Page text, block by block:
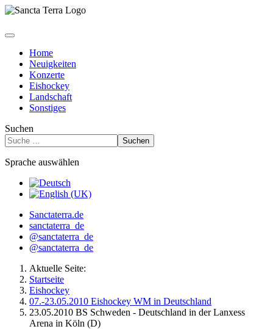
Home
Neuigkeiten
Konzerte
Eishockey
Landschaft
Sonstiges
Suchen
Suchen
Sprache auswählen
Sanctaterra.de
sanctaterra_de
@sanctaterra_de
@sanctaterra_de
Aktuelle Seite:
Startseite
Eishockey
07.-23.05.2010 Eishockey WM in Deutschland
23.05.2010 BS Schweden - Deutschland in der Lanxess
Arena in Köln (D)